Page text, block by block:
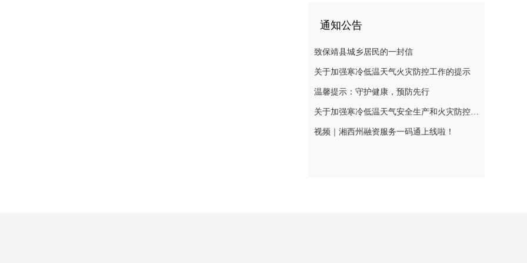
通知公告
致保靖县城乡居民的一封信
关于加强寒冷低温天气火灾防控工作的提示
温馨提示：守护健康，预防先行
关于加强寒冷低温天气安全生产和火灾防控工作的提示
视频｜湘西州融资服务一码通上线啦！